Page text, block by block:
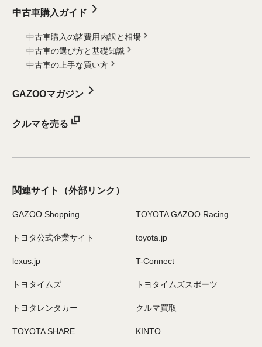
中古車購入ガイド
中古車購入の諸費用内訳と相場
中古車の選び方と基礎知識
中古車の上手な買い方
GAZOOマガジン
クルマを売る
関連サイト （外部リンク）
GAZOO Shopping TOYOTA GAZOO Racing
トヨタ公式企業サイト toyota.jp
lexus.jp T-Connect
トヨタイムズ トヨタイムズスポーツ
トヨタレンタカー クルマ買取
TOYOTA SHARE KINTO